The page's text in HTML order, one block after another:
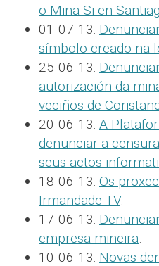
o Mina Si en
01-07-13:
símbolo creado na
25-06-13:
autorización da
veciños de
20-06-13: A
denunciar a
seus actos
18-06-13: Os
Irmandade TV.
17-06-13:
empresa mineira.
10-06-13: Novas